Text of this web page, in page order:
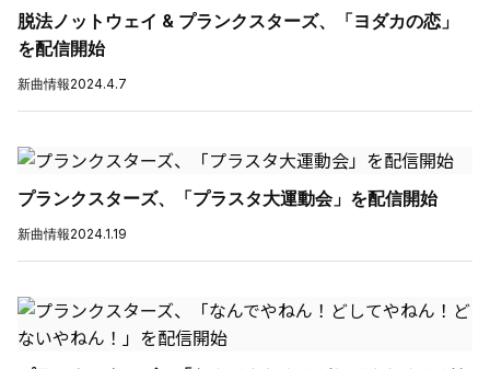
脱法ノットウェイ & プランクスターズ、「ヨダカの恋」
を配信開始
新曲情報2024.4.7
プランクスターズ、「プラスタ大運動会」を配信開始
新曲情報2024.1.19